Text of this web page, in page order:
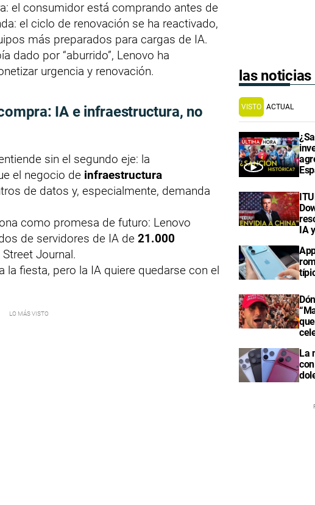
el consumidor está comprando antes de
el ciclo de renovación se ha reactivado,
más preparados para cargas de IA.
dado por “aburrido”, Lenovo ha
urgencia y renovación.
IA e infraestructura, no
sin el segundo eje: la
el negocio de infraestructura
de datos y, especialmente, demanda
como promesa de futuro: Lenovo
de servidores de IA de 21.000
Journal.
la fiesta, pero la IA quiere quedarse con el
las
VISTO ACTUAL
IA
La